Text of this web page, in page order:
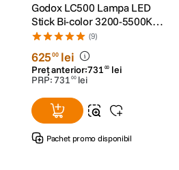
Godox LC500 Lampa LED
Stick Bi-color 3200-5500K
CRI>95
(9)
62500 lei
Preț anterior:731 00 lei
PRP:731 00 lei
Pachet promo disponibil